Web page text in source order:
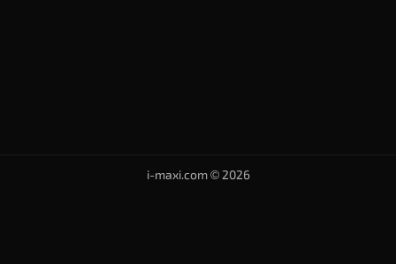
i-maxi.com © 2026